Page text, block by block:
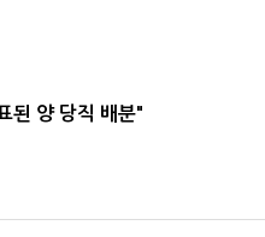
된 양 당직 배분"